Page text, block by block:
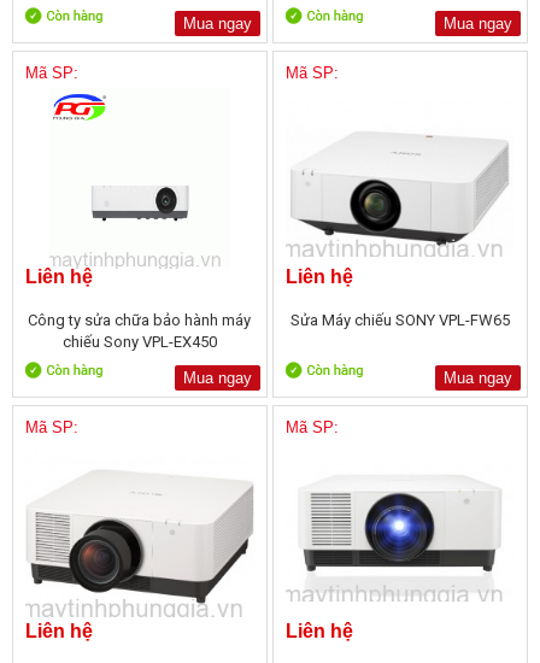
Mua ngay
Mua ngay
Mã SP:
Liên hệ
Công ty sửa chữa bảo hành máy
chiếu Sony VPL-EX450
Mua ngay
Mã SP:
Liên hệ
Sửa Máy chiếu SONY VPL-FW65
Mua ngay
Mã SP:
Liên hệ
Mã SP:
Liên hệ